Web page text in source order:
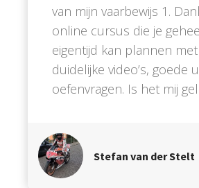
van mijn vaarbewijs 1.
online cursus die je
eigentijd kan plannen
duidelijke video’s, goede
oefenvragen. Is het mij
Stefan van der Stelt